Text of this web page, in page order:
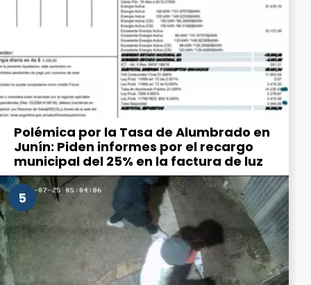
Polémica por la Tasa de Alumbrado en
Junín: Piden informes por el recargo
municipal del 25% en la factura de luz
5